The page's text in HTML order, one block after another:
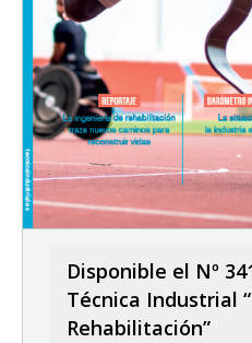
Disponible el Nº
Técnica Industrial
Rehabilitación”